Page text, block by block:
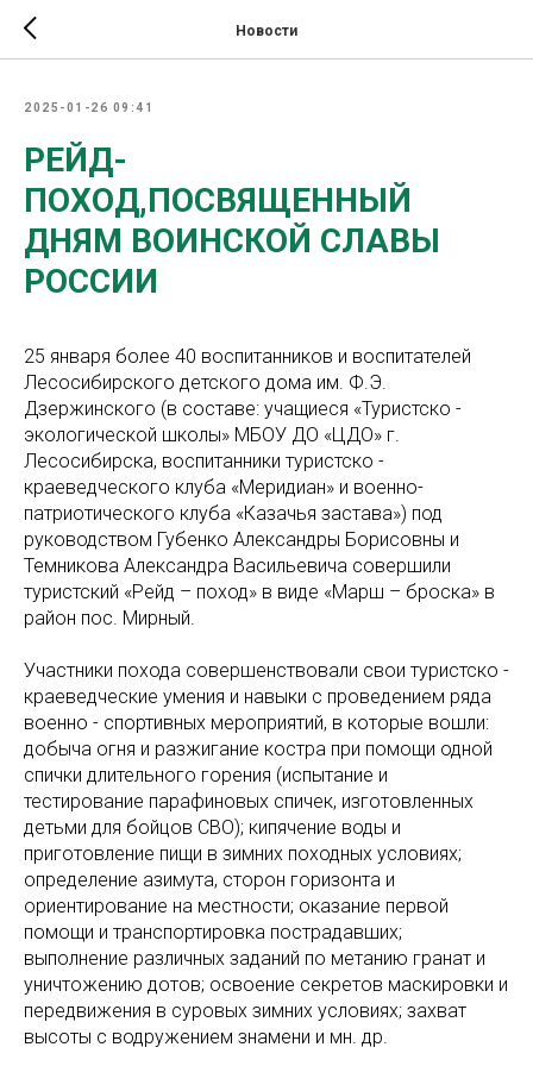
Новости
2025-01-26 09:41
РЕЙД-
ПОХОД,ПОСВЯЩЕННЫЙ
ДНЯМ ВОИНСКОЙ СЛАВЫ
РОССИИ
25 января более 40 воспитанников и воспитателей
Лесосибирского детского дома им. Ф.Э.
Дзержинского (в составе: учащиеся «Туристско -
экологической школы» МБОУ ДО «ЦДО» г.
Лесосибирска, воспитанники туристско -
краеведческого клуба «Меридиан» и военно-
патриотического клуба «Казачья застава») под
руководством Губенко Александры Борисовны и
Темникова Александра Васильевича совершили
туристский «Рейд – поход» в виде «Марш – броска» в
район пос. Мирный.
Участники похода совершенствовали свои туристско -
краеведческие умения и навыки с проведением ряда
военно - спортивных мероприятий, в которые вошли:
добыча огня и разжигание костра при помощи одной
спички длительного горения (испытание и
тестирование парафиновых спичек, изготовленных
детьми для бойцов СВО); кипячение воды и
приготовление пищи в зимних походных условиях;
определение азимута, сторон горизонта и
ориентирование на местности; оказание первой
помощи и транспортировка пострадавших;
выполнение различных заданий по метанию гранат и
уничтожению дотов; освоение секретов маскировки и
передвижения в суровых зимних условиях; захват
высоты с водружением знамени и мн. др.